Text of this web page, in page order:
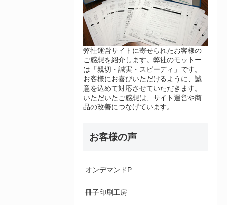
弊社運営サイトに寄せられたお客様の
ご感想を紹介します。弊社のモットー
は「親切・誠実・スピーディ」です。
お客様にお喜びいただけるように、誠
意を込めて対応させていただきます。
いただいたご感想は、サイト運営や商
品の改善につなげています。
お客様の声
オンデマンドP
冊子印刷工房